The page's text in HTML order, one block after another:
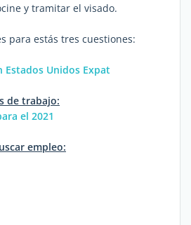
y tramitar el visado.
para estás tres cuestiones:
Estados Unidos Expat
de trabajo:
el 2021
empleo: